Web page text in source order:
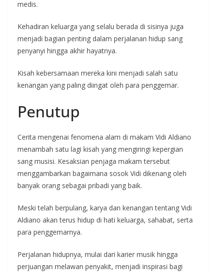
medis.
Kehadiran keluarga yang selalu berada di sisinya juga
menjadi bagian penting dalam perjalanan hidup sang
penyanyi hingga akhir hayatnya.
Kisah kebersamaan mereka kini menjadi salah satu
kenangan yang paling diingat oleh para penggemar.
Penutup
Cerita mengenai fenomena alam di makam Vidi Aldiano
menambah satu lagi kisah yang mengiringi kepergian
sang musisi. Kesaksian penjaga makam tersebut
menggambarkan bagaimana sosok Vidi dikenang oleh
banyak orang sebagai pribadi yang baik.
Meski telah berpulang, karya dan kenangan tentang Vidi
Aldiano akan terus hidup di hati keluarga, sahabat, serta
para penggemarnya.
Perjalanan hidupnya, mulai dari karier musik hingga
perjuangan melawan penyakit, menjadi inspirasi bagi